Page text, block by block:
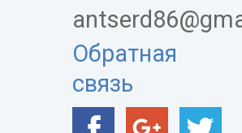
Обратная
связь